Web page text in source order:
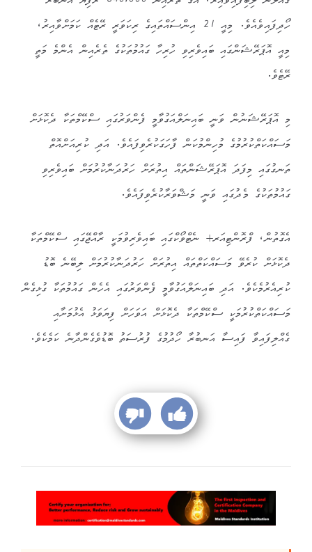
ހޯދިފައިވެއެވެ. މިއީ 21 އިންސައްތައިގެ ރިކަވަރީ ރޭޓެއް ކަމަށްވާއިރު،
މިއީ އޮޕަރޭޝަންގައި ބައިވެރިވި ހުރިހާ ގައުމުތަކުގެ ތެރެއިން އެންމެ މަތީ
ރޭޓެވެ.
މި އޮޕަރޭޝަނުން ވަނީ ބައިނަލްއަގުވާމީ ފެންވަރުގައި ސްކޭމްތަކާ ދެކޮޅަށް
މަސައްކަތްކުރުމުގެ މުހިންމުކަން ފާހަގަކުރެވިފައެވެ. އަދި ކުރިއަށްއޮތް
ތަނގުގައި މިފަދަ އޮޕަރޭޝަންތައް އިތުރަށް ހަރުދަނާކުރުމަށް ބައިވެރިވި
ގައުމުތަކުގެ މެދުގައި ވަނީ މަޝްވަރާކުރެވިފައެވެ.
އެގޮތުން، ފްރޮންޓިއަރ+ ނެޓްވޯކްގައި ބައިވެރިވުމަކީ ރާއްޖޭގައި ސްކޭމްތަކާ
ދެކޮޅަށް ކުރެވޭ މަސައްކަތްތައް އިތުރަށް ހަރުދަނާކުރުމަށް ލިބޭނެ ބޮޑު
ކުރިއެރުމެކެވެ. އަދި ބައިނަލްއަގުވާމީ ފެންވަރުގައި އެހެން ގައުމުތަކާ ގުޅިގެން
މަސައްކަތްކުރުމަކީ ސްކޭމްތަކާ ދެކޮޅަށް އަވަހަށް ފިޔަވަޅު އެޅުމަށާއި
ގެއްލިފައިވާ ފައިސާ އަނބުރާ ހޯދުމުގެ ފުރުސަތު ބޮޑުވެގެންދާނެ ކަމެކެވެ.